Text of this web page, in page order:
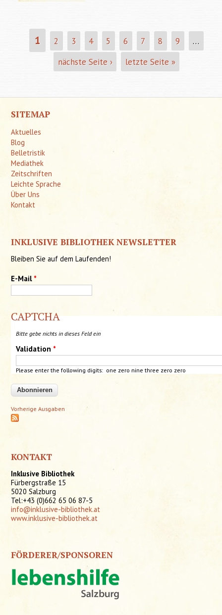
SEITEN
1 2 3 4 5 6 7 8 9
…
nächste Seite ›
letzte Seite »
SITEMAP
Aktuelles
Blog
Belletristik
Mediathek
Zeitschriften
Leichte Sprache
Über Uns
Kontakt
INKLUSIVE BIBLIOTHEK NEWSLETTER
Bleiben Sie auf dem Laufenden!
E-Mail *
CAPTCHA
Bitte gebe nichts in dieses Feld ein
Validation *
Please enter the following digits: one zero nine three zero zero
Vorherige Ausgaben
KONTAKT
Inklusive Bibliothek
Fürbergstraße 15
5020 Salzburg
Tel:+43 (0)662 65 06 87-5
info@inklusive-bibliothek.at
www.inklusive-bibliothek.at
FÖRDERER/SPONSOREN